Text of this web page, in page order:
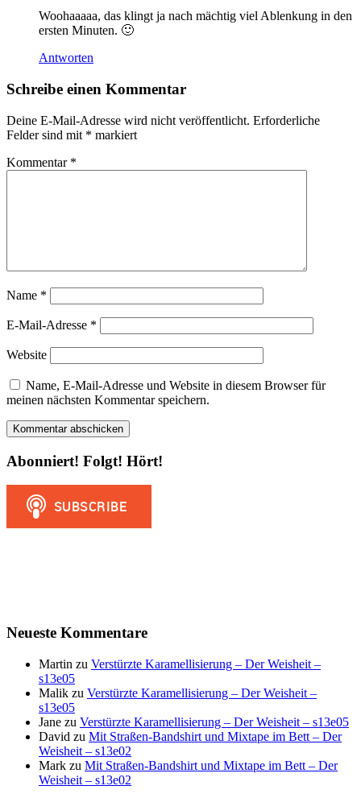
Woohaaaaa, das klingt ja nach mächtig viel Ablenkung in den
ersten Minuten. 🙂
Antworten
Schreibe einen Kommentar
Deine E-Mail-Adresse wird nicht veröffentlicht. Erforderliche
Felder sind mit * markiert
Kommentar *
Name *
E-Mail-Adresse *
Website
Name, E-Mail-Adresse und Website in diesem Browser für
meinen nächsten Kommentar speichern.
Abonniert! Folgt! Hört!
Neueste Kommentare
Martin zu Verstürzte Karamellisierung – Der Weisheit –
s13e05
Malik zu Verstürzte Karamellisierung – Der Weisheit –
s13e05
Jane zu Verstürzte Karamellisierung – Der Weisheit – s13e05
David zu Mit Straßen-Bandshirt und Mixtape im Bett – Der
Weisheit – s13e02
Mark zu Mit Straßen-Bandshirt und Mixtape im Bett – Der
Weisheit – s13e02